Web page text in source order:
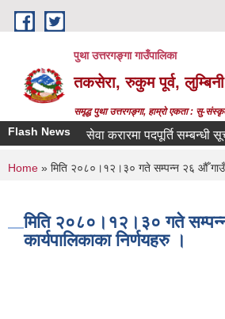
Skip to main content
पुथा उत्तरगङ्गा गाउँपालिका
तकसेरा, रुकुम पूर्व,
समृद्ध पुथा उत्तरगङ्गा, हाम्रो एकता : सु-
Flash Newsसेवा करारमा पदपूर्ति सम्बन्धी सूचना
You are here
Home » मिति २०८०।१२।३० गते सम्पन्न २६ औँ गाउँ
मिति २०८०।१२।३० गते
कार्यपालिकाका निर्णयहरु ।